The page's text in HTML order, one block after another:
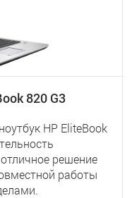
820 G3
HP EliteBook
решение
работы